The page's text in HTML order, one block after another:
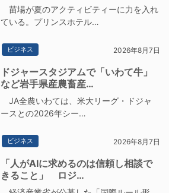
苗場が夏のアクティビティーに力を入れ
ている。プリンスホテル…
ビジネス 2026年8月7日
ドジャースタジアムで「いわて牛」
など岩手県産農畜産…
JA全農いわては、米大リーグ・ドジャ
ースとの2026年シー…
ビジネス 2026年8月7日
「人がAIに求めるのは信頼し相談で
きること」 ロジ…